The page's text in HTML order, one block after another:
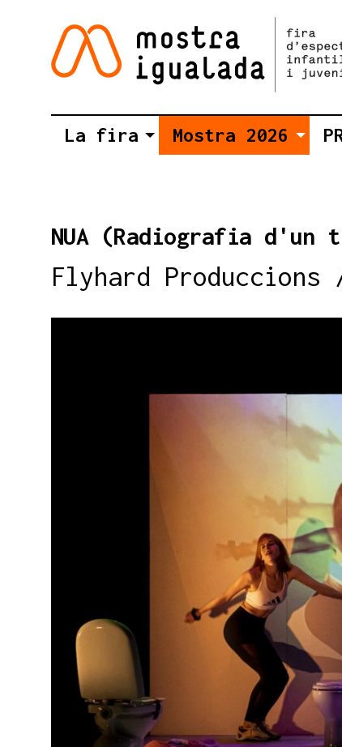
La fira Mostra 2026
NUA (Radiografia d'un
Flyhard